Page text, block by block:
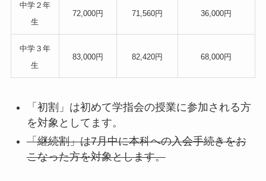
中学２年
生
72,000円 71,560円 36,000円
中学３年
生
83,000円 82,420円 68,000円
「初割」は初めて学指会の授業に参加される方
を対象としてます。
「継続割」は7月中に本科への入会手続きをお
こなった方を対象とします。